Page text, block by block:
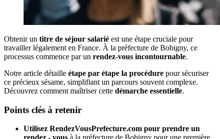
Obtenir un titre de séjour salarié est une étape cruciale pour
travailler légalement en France. À la préfecture de Bobigny, ce
processus commence par un rendez-vous incontournable.
Notre article détaille étape par étape la procédure pour sécuriser
ce précieux sésame, simplifiant un parcours souvent complexe.
Découvrez comment maîtriser cette démarche essentielle.
Points clés à retenir
Utilisez RendezVousPrefecture.com pour prendre un